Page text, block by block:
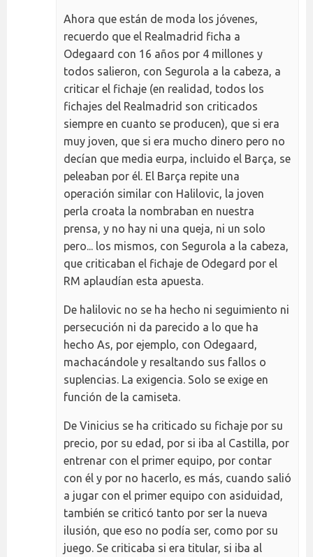
Ahora que están de moda los jóvenes,
recuerdo que el Realmadrid ficha a
Odegaard con 16 años por 4 millones y
todos salieron, con Segurola a la cabeza, a
criticar el fichaje (en realidad, todos los
fichajes del Realmadrid son criticados
siempre en cuanto se producen), que si era
muy joven, que si era mucho dinero pero no
decían que media eurpa, incluido el Barça, se
peleaban por él. El Barça repite una
operación similar con Halilovic, la joven
perla croata la nombraban en nuestra
prensa, y no hay ni una queja, ni un solo
pero... los mismos, con Segurola a la cabeza,
que criticaban el fichaje de Odegard por el
RM aplaudían esta apuesta.
De halilovic no se ha hecho ni seguimiento ni
persecución ni da parecido a lo que ha
hecho As, por ejemplo, con Odegaard,
machacándole y resaltando sus fallos o
suplencias. La exigencia. Solo se exige en
función de la camiseta.
De Vinicius se ha criticado su fichaje por su
precio, por su edad, por si iba al Castilla, por
entrenar con el primer equipo, por contar
con él y por no hacerlo, es más, cuando salió
a jugar con el primer equipo con asiduidad,
también se criticó tanto por ser la nueva
ilusión, que eso no podía ser, como por su
juego. Se criticaba si era titular, si iba al